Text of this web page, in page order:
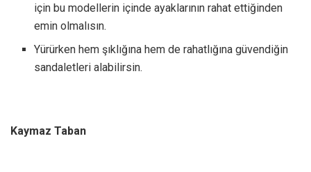
için bu modellerin içinde ayaklarının rahat ettiğinden
emin olmalısın.
Yürürken hem şıklığına hem de rahatlığına güvendiğin
sandaletleri alabilirsin.
Kaymaz Taban